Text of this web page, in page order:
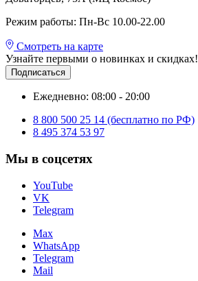
Режим работы: Пн-Вс 10.00-22.00
Смотреть на карте
Узнайте первыми о новинках и скидках!
Подписаться
Ежедневно: 08:00 - 20:00
8 800 500 25 14 (бесплатно по РФ)
8 495 374 53 97
Мы в соцсетях
YouTube
VK
Telegram
Max
WhatsApp
Telegram
Mail